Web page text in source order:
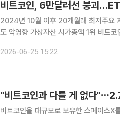
비트코인, 6만달러선 붕괴
2024년 10월 이후 20개월래 최저주요
도 악영향 가상자산 시가총액 1위 비트코인이 핵심 지지선으로 여겨졌던 6만달러(약 9257만원) 선
방송에 따르면 비트코인은 이날 한때
2026-06-25 15:22
비트코인을 대규모로 보유한 스페이스X